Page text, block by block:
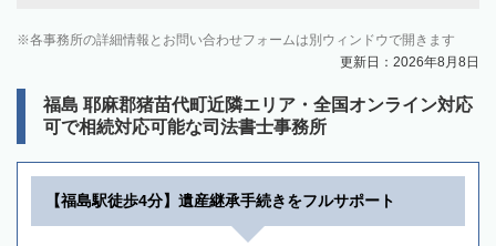
各事務所の詳細情報とお問い合わせフォームは別ウィンドウで開きます
更新日：2026年8月8日
福島 耶麻郡猪苗代町近隣エリア・全国オンライン対応
可で相続対応可能な司法書士事務所
【福島駅徒歩4分】遺産継承手続きをフルサポート